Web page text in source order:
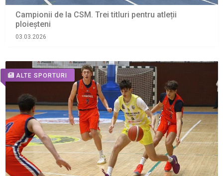
Campionii de la CSM. Trei titluri pentru atleții
ploieșteni
03.03.2026
ALTE SPORTURI